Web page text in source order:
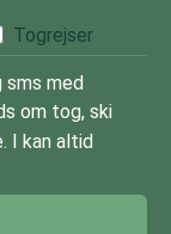
Togrejser
med
om tog, ski
I kan altid